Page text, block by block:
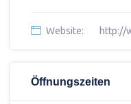
Website: http://
Öffnungszeiten